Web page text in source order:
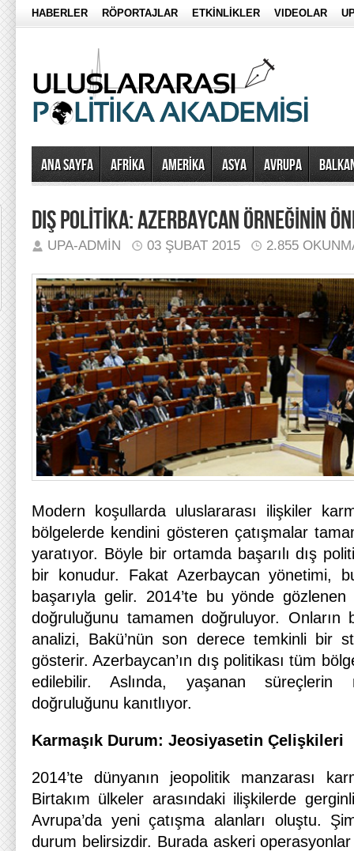
HABERLER RÖPORTAJLAR ETKİNLİKLER VIDEOLAR
Ana Sayfa AFRİKA AMERİKA ASYA AVRUPA
DIŞ POLİTİKA: AZERBAYCAN ÖRNEĞİNİN
UPA-ADMIN 03 ŞUBAT 2015 2.855
Modern koşullarda uluslararası ilişkiler
bölgelerde kendini gösteren çatışmalar
yaratıyor. Böyle bir ortamda başarılı dış
bir konudur. Fakat Azerbaycan yönetimi,
başarıyla gelir. 2014’te bu yönde
doğruluğunu tamamen doğruluyor. Onların
analizi, Bakü’nün son derece temkinli bir
gösterir. Azerbaycan’ın dış politikası tüm
edilebilir. Aslında, yaşanan süreçlerin
doğruluğunu kanıtlıyor.
Karmaşık Durum: Jeosiyasetin Çelişkileri
2014’te dünyanın jeopolitik manzarası
Birtakım ülkeler arasındaki ilişkilerde
Avrupa’da yeni çatışma alanları oluştu.
durum belirsizdir. Burada askeri